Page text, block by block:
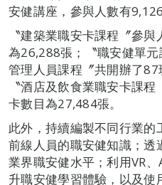
安健講座，參與人數有9,126
〝建築業職安卡課程〞參
為26,288張；〝職安健單
管理人員課程〞共開辦了
〝酒店及飲食業職安卡課
卡數目為27,484張。
此外，持續編製不同行業
前線人員的職安健知識；
業界職安健水平；利用VR
升職安健學習體驗，以及使